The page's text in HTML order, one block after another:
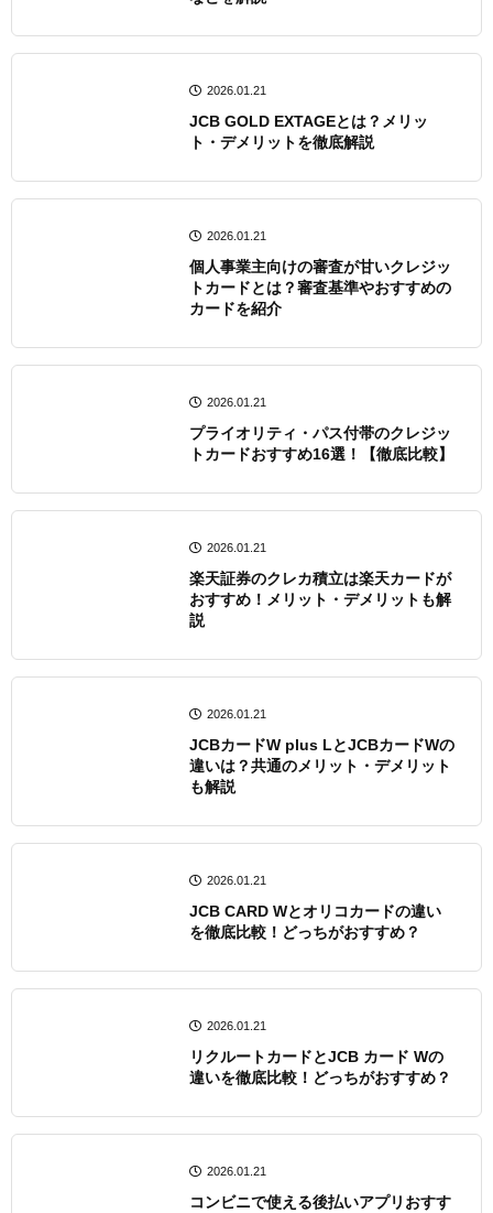
2026.01.21
JCB GOLD EXTAGEとは？メリッ
ト・デメリットを徹底解説
2026.01.21
個人事業主向けの審査が甘いクレジッ
トカードとは？審査基準やおすすめの
カードを紹介
2026.01.21
プライオリティ・パス付帯のクレジッ
トカードおすすめ16選！【徹底比較】
2026.01.21
楽天証券のクレカ積立は楽天カードが
おすすめ！メリット・デメリットも解
説
2026.01.21
JCBカードW plus LとJCBカードWの
違いは？共通のメリット・デメリット
も解説
2026.01.21
JCB CARD Wとオリコカードの違い
を徹底比較！どっちがおすすめ？
2026.01.21
リクルートカードとJCB カード Wの
違いを徹底比較！どっちがおすすめ？
2026.01.21
コンビニで使える後払いアプリおすす